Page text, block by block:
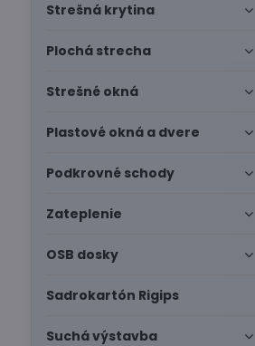
Strešná krytina
Plochá strecha
Strešné okná
Plastové okná a dvere
Podkrovné schody
Zateplenie
OSB dosky
Sadrokartón Rigips
Suchá výstavba